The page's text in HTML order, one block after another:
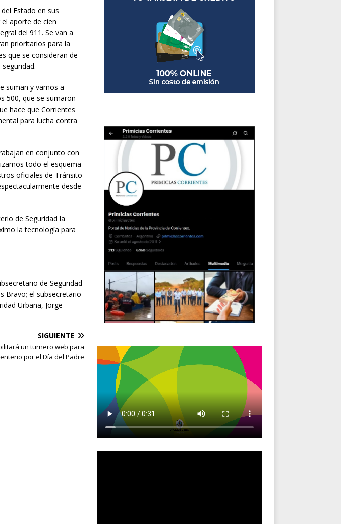
Estado en sus
aporte de cien
del 911. Se van a
prioritarios para la
que se consideran de
suman y vamos a
500, que se sumaron
hace que Corrientes
para lucha contra
en conjunto con
todo el esquema
oficiales de Tránsito
desde
de Seguridad la
la tecnología para
de Seguridad
Bravo; el subsecretario
Urbana, Jorge
SIGUIENTE
un turnero web para
por el Día del Padre